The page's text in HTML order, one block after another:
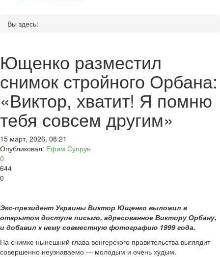
Вы здесь:
Ющенко разместил
снимок стройного Орбана:
«Виктор, хватит! Я помню
тебя совсем другим»
15 март, 2026, 08:21
Опубликовал: Ефим Супрун
0
644
0
Экс-президент Украины Виктор Ющенко выложил в
открытом доступе письмо, адресованное Виктору Орбану,
и добавил к нему совместную фотографию 1999 года.
На снимке нынешний глава венгерского правительства выглядит
совершенно неузнаваемо — молодым и очень худым.